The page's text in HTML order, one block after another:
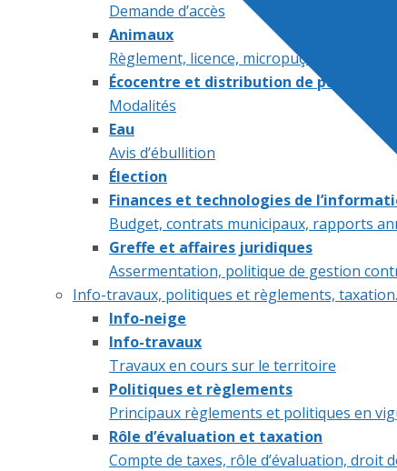
Demande d’accès
Animaux
Règlement, licence, micropuçage, endroit
Écocentre et distribution de paillis
Modalités
Eau
Avis d’ébullition
Élection
Finances et technologies de
Budget, contrats municipaux, rapports
Greffe et affaires juridiques
Assermentation, politique de gestion
Info-travaux, politiques et règlements,
Info-neige
Info-travaux
Travaux en cours sur le territoire
Politiques et règlements
Principaux règlements et politiques en
Rôle d’évaluation et taxation
Compte de taxes, rôle d’évaluation, droit